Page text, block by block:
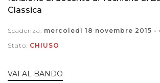
Classica
Scadenza: mercoledì 18 novembre 2015 -
Stato: CHIUSO
VAI AL BANDO